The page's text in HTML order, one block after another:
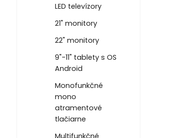
LED televízory
21" monitory
22" monitory
9"-11" tablety s OS
Android
Monofunkčné
mono
atramentové
tlačiarne
Multifunkčné